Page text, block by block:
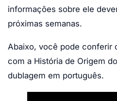
informações sobre ele
próximas semanas.
Abaixo, você pode conferir
com a História de Origem
dublagem em português.